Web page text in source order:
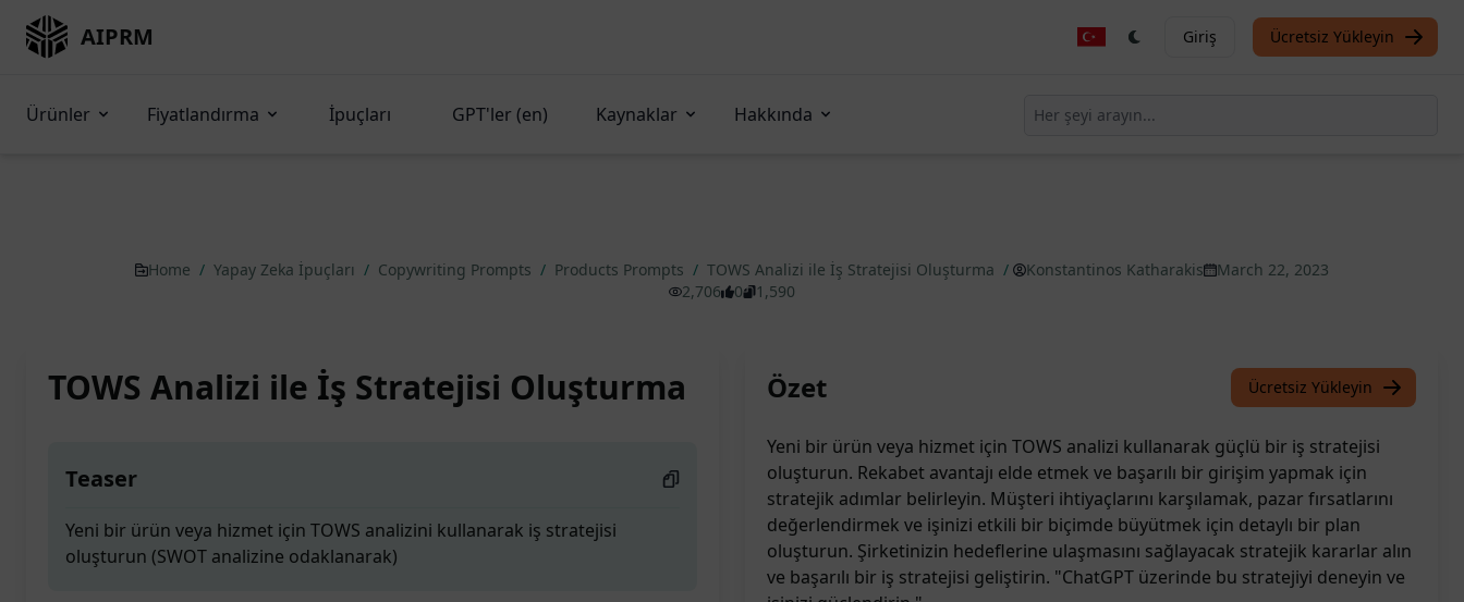
AIPRM Giriş Ücretsiz Yükleyin
Ürünler Fiyatlandırma İpuçları GPT'ler (en) Kaynaklar Hakkında
Home / Yapay Zeka İpuçları / Copywriting Prompts / Products Prompts / TOWS Analizi ile İş Stratejisi Oluşturma / Konstantinos Katharakis
March 22, 2023
2,706
0 1,590
TOWS Analizi ile İş Stratejisi Oluşturma
Teaser
Yeni bir ürün veya hizmet için TOWS analizini kullanarak iş stratejisi
oluşturun (SWOT analizine odaklanarak)
Özet Ücretsiz Yükleyin
Yeni bir ürün veya hizmet için TOWS analizi kullanarak güçlü bir iş stratejisi
oluşturun. Rekabet avantajı elde etmek ve başarılı bir girişim yapmak için
stratejik adımlar belirleyin. Müşteri ihtiyaçlarını karşılamak, pazar fırsatlarını
değerlendirmek ve işinizi etkili bir biçimde büyütmek için detaylı bir plan
oluşturun. Şirketinizin hedeflerine ulaşmasını sağlayacak stratejik kararlar alın
ve başarılı bir iş stratejisi geliştirin. "ChatGPT üzerinde bu stratejiyi deneyin ve